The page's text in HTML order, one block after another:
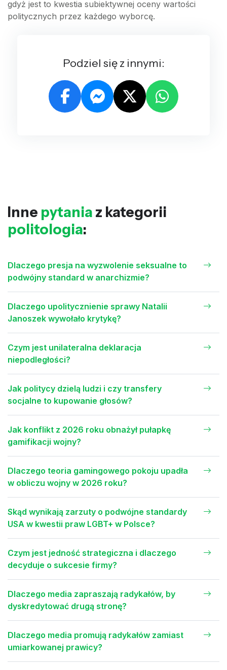
gdyż jest to kwestia subiektywnej oceny wartości
politycznych przez każdego wyborcę.
Podziel się z innymi:
Inne pytania z kategorii
politologia:
Dlaczego presja na wyzwolenie seksualne to
podwójny standard w anarchizmie?
Dlaczego upolitycznienie sprawy Natalii
Janoszek wywołało krytykę?
Czym jest unilateralna deklaracja
niepodległości?
Jak politycy dzielą ludzi i czy transfery
socjalne to kupowanie głosów?
Jak konflikt z 2026 roku obnażył pułapkę
gamifikacji wojny?
Dlaczego teoria gamingowego pokoju upadła
w obliczu wojny w 2026 roku?
Skąd wynikają zarzuty o podwójne standardy
USA w kwestii praw LGBT+ w Polsce?
Czym jest jedność strategiczna i dlaczego
decyduje o sukcesie firmy?
Dlaczego media zapraszają radykałów, by
dyskredytować drugą stronę?
Dlaczego media promują radykałów zamiast
umiarkowanej prawicy?